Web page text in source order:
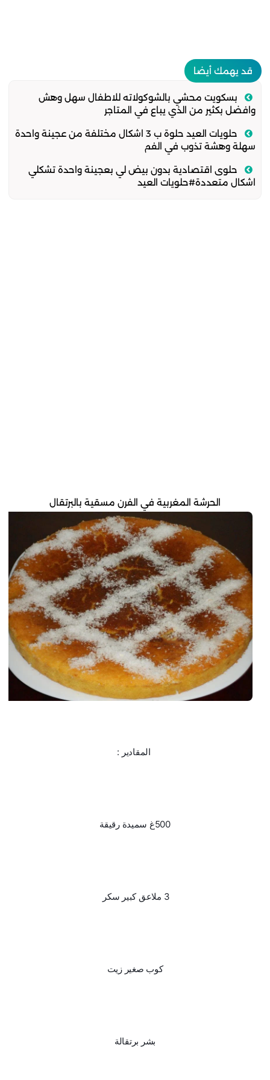
قد يهمك أيضا
بسكويت محشي بالشوكولاته للاطفال سهل وهش
وافضل بكثير من الذي يباع في المتاجر
حلويات العيد حلوة ب 3 اشكال مختلفة من عجينة واحدة
سهلة وهشة تذوب في الفم
حلوى اقتصادية بدون بيض لي بعجينة واحدة تشكلي
اشكال متعددة#حلويات العيد
الحرشة المغربية في الفرن مسقية بالبرتقال
500غ سميدة رقيقة
3 ملاعق كبير سكر
كوب صغير زيت
بشر برتقالة